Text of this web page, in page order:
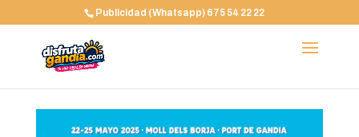
Publicidad (Whatsapp) 675 54 22 22